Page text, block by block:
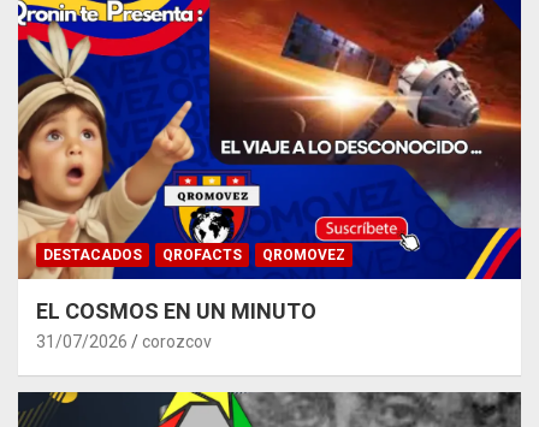
DESTACADOS QROFACTS QROMOVEZ
EL COSMOS EN UN MINUTO
31/07/2026 corozcov